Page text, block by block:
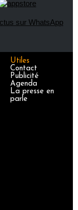
Utiles
Contact
Publicité
Agenda
La presse en
parle